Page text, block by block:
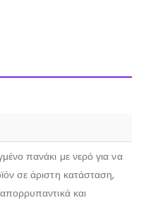
πανάκι με νερό για να
σε άριστη κατάσταση,
και